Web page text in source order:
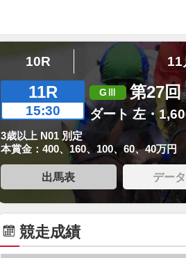
10R 11
11R
15:30
第27回
ダート 左・
3歳以上 N01 別定
本賞金：400、160、100、60、40万円
出馬表 デー
競走成績